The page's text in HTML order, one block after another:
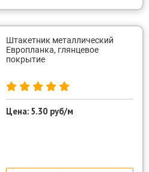
Штакетник металлический
Европланка, глянцевое
покрытие
Цена: 5.30 руб/м